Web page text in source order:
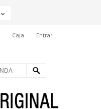
Caja Entrar